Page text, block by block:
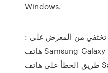
Windows.
: الصور ومقاطع الفيديو التي تختفي من المعرض على
هاتف Samsung Galaxy الصور التي تم حذفها عن
طريق الخطأ على هاتف Samsung هل قم بتنزيل برنامج